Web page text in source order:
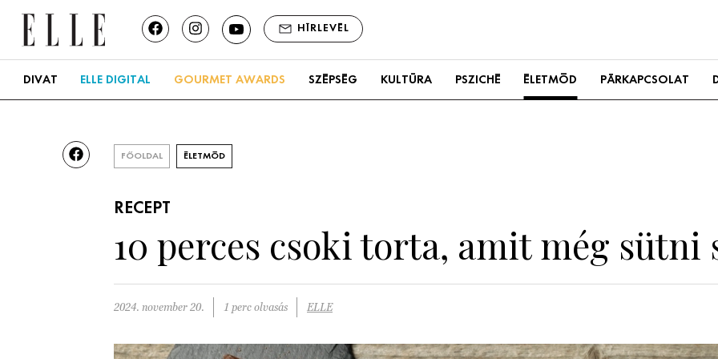
HÍRLEVÉL
DIVAT ELLE DIGITAL GOURMET AWARDS SZÉPSÉG KULTÚRA PSZICHÉ ÉLETMÓD PÁRKAPCSOLAT
FŐOLDAL ÉLETMÓD
RECEPT
10 perces csoki torta, amit még sütni
2024. november 20. 1 perc olvasás ELLE